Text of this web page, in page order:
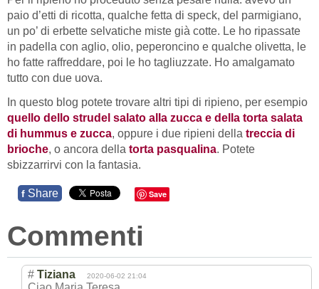
paio d’etti di ricotta, qualche fetta di speck, del parmigiano,
un po’ di erbette selvatiche miste già cotte. Le ho ripassate
in padella con aglio, olio, peperoncino e qualche olivetta, le
ho fatte raffreddare, poi le ho tagliuzzate. Ho amalgamato
tutto con due uova.
In questo blog potete trovare altri tipi di ripieno, per esempio
quello dello strudel salato alla zucca e della torta salata
di hummus e zucca, oppure i due ripieni della treccia di
brioche, o ancora della torta pasqualina. Potete
sbizzarrirvi con la fantasia.
f Share Save
Commenti
# Tiziana 2020-06-02 21:04